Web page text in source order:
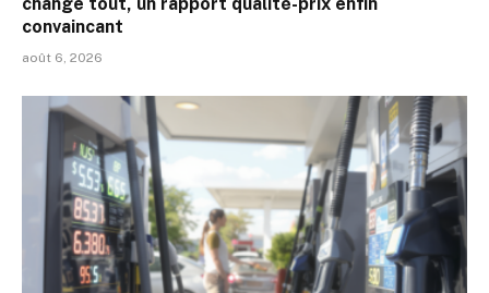
convaincant
août 6, 2026